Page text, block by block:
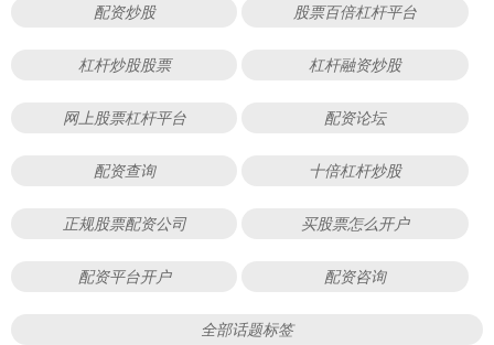
配资炒股 股票百倍杠杆平台
杠杆炒股股票 杠杆融资炒股
网上股票杠杆平台 配资论坛
配资查询 十倍杠杆炒股
正规股票配资公司 买股票怎么开户
配资平台开户 配资咨询
全部话题标签